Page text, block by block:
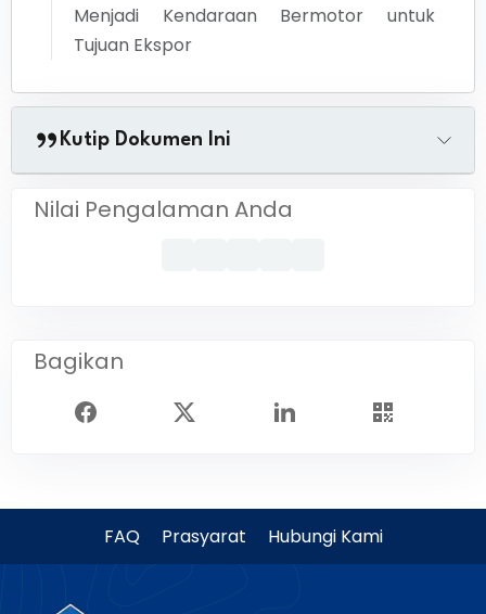
Menjadi Kendaraan Bermotor untuk
Tujuan Ekspor
Kutip Dokumen Ini
Nilai Pengalaman Anda
Bagikan
FAQ Prasyarat Hubungi Kami